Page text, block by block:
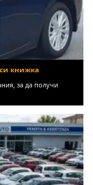
книжка
за да получи